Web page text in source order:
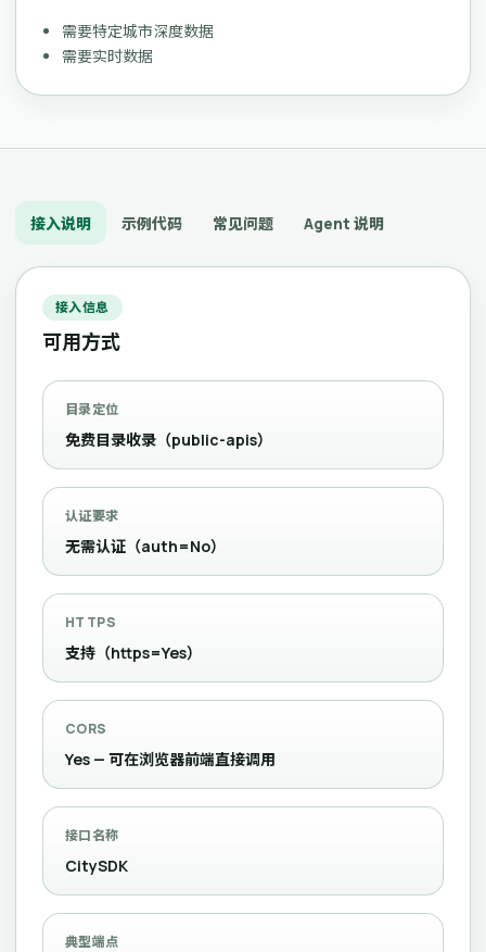
需要特定城市深度数据
需要实时数据
接入说明 示例代码 常见问题 Agent 说明
接入信息
可用方式
目录定位
免费目录收录（public-apis）
认证要求
无需认证（auth=No）
HTTPS
支持（https=Yes）
CORS
Yes — 可在浏览器前端直接调用
接口名称
CitySDK
典型端点